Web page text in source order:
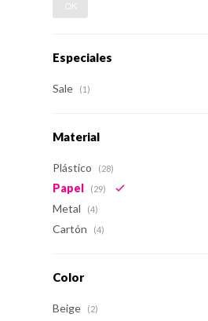
OK
Especiales
Sale (1)
Material
Plástico (28)
Papel (29)
Metal (4)
Cartón (4)
Color
Beige (2)